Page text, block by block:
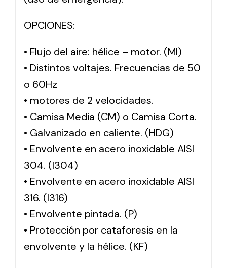
OPCIONES:
• Flujo del aire: hélice – motor. (MI)
• Distintos voltajes. Frecuencias de 50
o 60Hz
• motores de 2 velocidades.
• Camisa Media (CM) o Camisa Corta.
• Galvanizado en caliente. (HDG)
• Envolvente en acero inoxidable AISI
304. (I304)
• Envolvente en acero inoxidable AISI
316. (I316)
• Envolvente pintada. (P)
• Protección por cataforesis en la
envolvente y la hélice. (KF)